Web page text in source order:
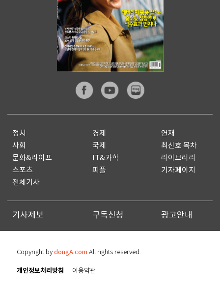
정치 경제
연재
사회
국제
최신호 목차
문화&라이프
IT&과학
라이브러리
스포츠
피플
기자페이지
전체기사
기사제보 구독신청 광고안내
Copyright bydongA.com All rights reserved.
개인정보처리방침 이용약관